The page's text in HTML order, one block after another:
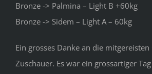
Bronze -> Palmina – Light B +60kg
Bronze -> Sidem – Light A – 60kg
Ein grosses Danke an die mitgereisten
Zuschauer. Es war ein grossartiger